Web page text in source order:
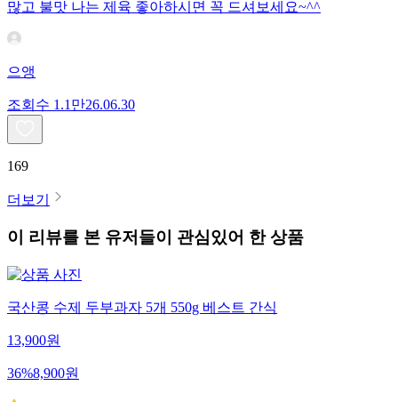
많고 불맛 나는 제육 좋아하시면 꼭 드셔보세요~^^
으앵
조회수 1.1만26.06.30
169
더보기
이 리뷰를 본 유저들이 관심있어 한 상품
국산콩 수제 두부과자 5개 550g 베스트 간식
13,900원
36%8,900원